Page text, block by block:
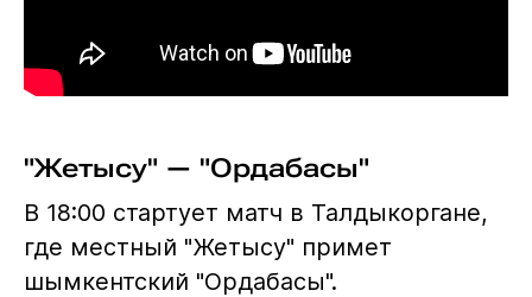
"Жетысу" — "Ордабасы"
В 18:00 стартует матч в Талдыкоргане,
где местный "Жетысу" примет
шымкентский "Ордабасы".